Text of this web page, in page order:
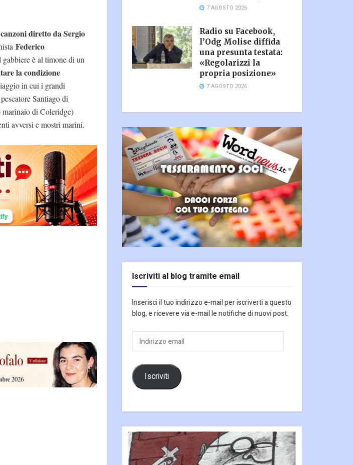
diretto da Sergio
Federico
gabbiere è al timone di un
la condizione
in cui i grandi
Santiago di
di Coleridge)
avversi e mostri marini.
7 AGOSTO 2026
Radio su Facebook,
l’Odg Molise diffida
una presunta testata:
«Regolarizzi la
propria posizione»
7 AGOSTO 2026
Iscriviti al blog tramite email
Inserisci il tuo indirizzo e-mail per iscriverti a questo
blog, e ricevere via e-mail le notifiche di nuovi post.
Indirizzo
email
Iscriviti